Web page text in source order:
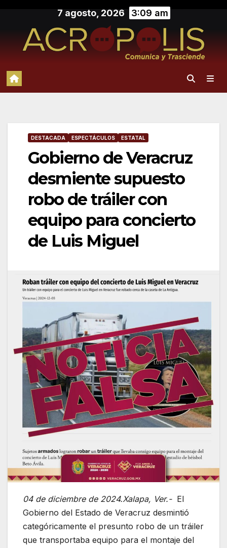
contenido
7 agosto, 2026 3:09 am
DESTACADA ESPECTÁCULOS ESTATAL
Gobierno de Veracruz
desmiente supuesto
robo de tráiler con
equipo para concierto
de Luis Miguel
04 de diciembre de 2024.Xalapa, Ver.- El
Gobierno del Estado de Veracruz desmintió
categóricamente el presunto robo de un tráiler
que transportaba equipo para el montaje del